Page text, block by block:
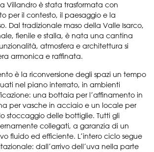
Villandro è stata trasformata con
per il contesto, il paesaggio e la
Dal tradizionale maso della Valle Isarco,
fienile e stalla, è nata una cantina
atmosfera e architettura si
armonica e raffinata.
è la riconversione degli spazi un tempo
nel piano interrato, in ambienti
una bottaia per l’affinamento in
per vasche in acciaio e un locale per
stoccaggio delle bottiglie. Tutti gli
collegati, a garanzia di un
fluido ed efficiente. L’intero ciclo segue
dall’arrivo dell’uva nella parte